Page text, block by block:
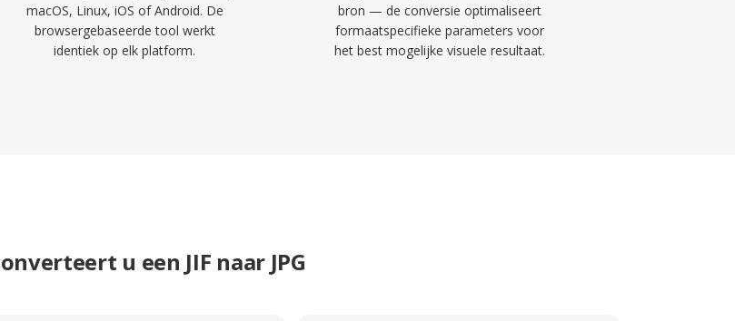
macOS, Linux, iOS of Android. De
browsergebaseerde tool werkt
identiek op elk platform.
bron — de conversie optimaliseert
formaatspecifieke parameters voor
het best mogelijke visuele resultaat.
u een JIF naar JPG